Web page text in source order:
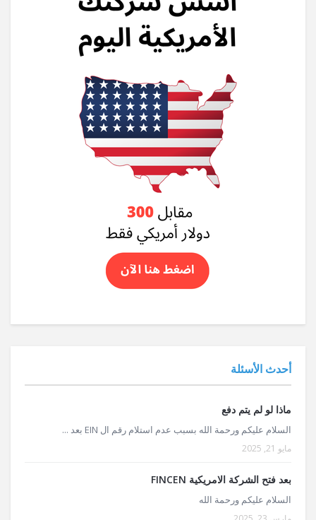
أحدث الأسئلة
ماذا لو لم يتم دفع
السلام عليكم ورحمة الله بسبب عدم استلام رقم ال EIN بعد ...
مايو 21, 2025
بعد فتح الشركة الامريكية FINCEN
السلام عليكم ورحمة الله